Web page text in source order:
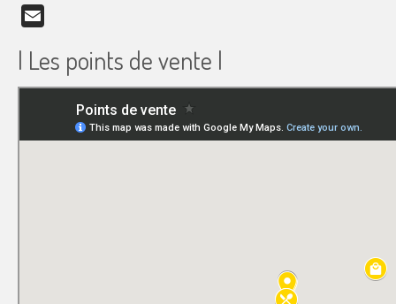
| Les points de vente |